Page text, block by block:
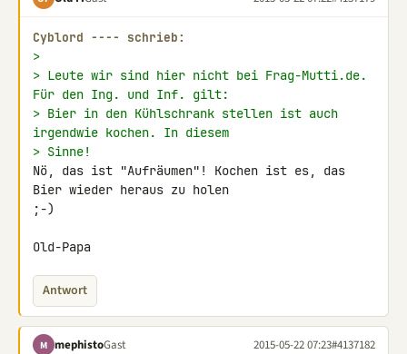
Cyblord ---- schrieb:
>
> Leute wir sind hier nicht bei Frag-Mutti.de.
Für den Ing. und Inf. gilt:
> Bier in den Kühlschrank stellen ist auch
irgendwie kochen. In diesem
> Sinne!
Nö, das ist "Aufräumen"! Kochen ist es, das
Bier wieder heraus zu holen
;-)
Old-Papa
Antwort
M mephistoGast 2015-05-22 07:23#4137182